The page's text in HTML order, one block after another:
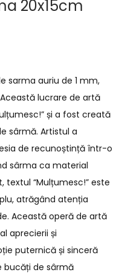
20x15cm
sarma auriu de 1 mm,
lucrare de artă
și a fost creată
sârmă. Artistul a
de recunoștință într-o
sârma ca material
textul “Mulțumesc!” este
atrăgând atenția
Această operă de artă
aprecierii și
puternică și sinceră
bucăți de sârmă